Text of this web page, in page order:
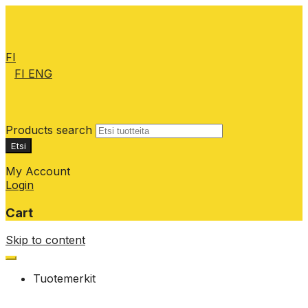
FI
FI ENG
Products search
Etsi
My Account
Login
Cart
Skip to content
Tuotemerkit